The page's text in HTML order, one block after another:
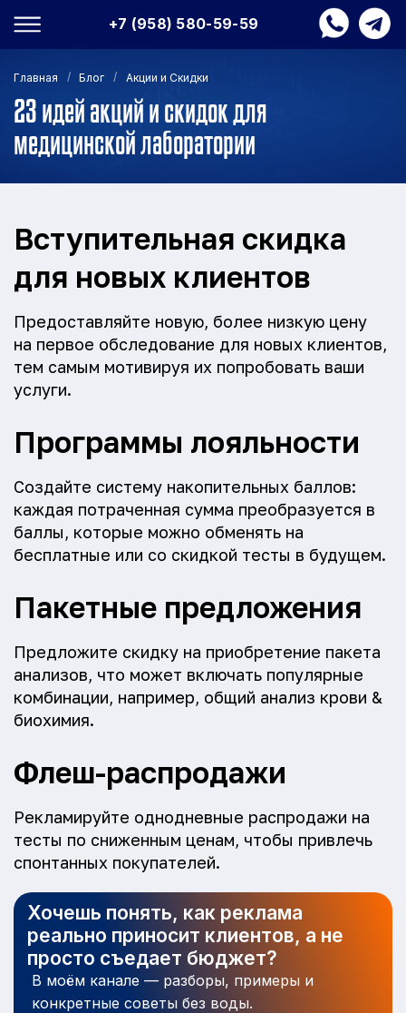
+7 (958) 580-59-59
Главная / Блог / Акции и Скидки
23 идей акций и скидок для
медицинской лаборатории
Вступительная скидка
для новых клиентов
Предоставляйте новую, более низкую цену
на первое обследование для новых клиентов,
тем самым мотивируя их попробовать ваши
услуги.
Программы лояльности
Создайте систему накопительных баллов:
каждая потраченная сумма преобразуется в
баллы, которые можно обменять на
бесплатные или со скидкой тесты в будущем.
Пакетные предложения
Предложите скидку на приобретение пакета
анализов, что может включать популярные
комбинации, например, общий анализ крови &
биохимия.
Флеш-распродажи
Рекламируйте однодневные распродажи на
тесты по сниженным ценам, чтобы привлечь
спонтанных покупателей.
Хочешь понять, как реклама
реально приносит клиентов, а не
просто съедает бюджет?
В моём канале — разборы, примеры и
конкретные советы без воды.